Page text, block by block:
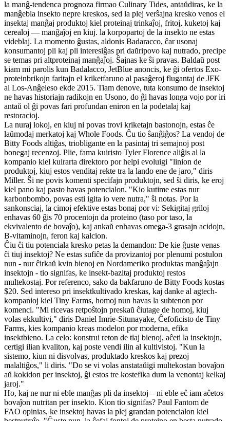
la manĝ-tendenca prognoza firmao Culinary Tides, antaŭdiras, ke la
manĝebla insekto nepre kreskos, sed la plej verŝajna kresko venos el
insektaj manĝaj produktoj kiel proteinaj trinkaĵoj, fritoj, kuketoj kaj
cerealoj — manĝaĵoj en kiuj. la korpopartoj de la insekto ne estas
videblaj. La momento ĝustas, aldonis Badaracco, ĉar usonaj
konsumantoj pli kaj pli interesiĝas pri daŭripovo kaj nutrado, precipe
se temas pri altproteinaj manĝaĵoj. Ŝajnas ke ŝi pravas. Baldaŭ post
kiam mi parolis kun Badalacco, JetBlue anoncis, ke ĝi ofertos Exo-
proteinbrikojn faritajn el kriketfaruno al pasaĝeroj flugantaj de JFK
al Los-Anĝeleso ekde 2015. Tiam denove, tuta konsumo de insektoj
ne havas historiajn radikojn en Usono, do ĝi havas longa vojo por iri
antaŭ ol ĝi povas fari profundan eniron en la podetalaj kaj
restoracioj.
La nuraj lokoj, en kiuj ni povas trovi kriketajn bastonojn, estas ĉe
laŭmodaj merkatoj kaj Whole Foods. Ĉu tio ŝanĝiĝos? La vendoj de
Bitty Foods altiĝas, triobligante en la pasintaj tri semajnoj post
bonegaj recenzoj. Plie, fama kuiristo Tyler Florence aliĝis al la
kompanio kiel kuirarta direktoro por helpi evoluigi "linion de
produktoj, kiuj estos venditaj rekte tra la lando ene de jaro," diris
Miller. Ŝi ne povis komenti specifajn produktojn, sed ŝi diris, ke eroj
kiel pano kaj pasto havas potencialon. "Kio kutime estas nur
karbonbombo, povas esti igita io vere nutra," ŝi notas. Por la
sankonsciaj, la cimoj efektive estas bonaj por vi: Sekigitaj griloj
enhavas 60 ĝis 70 procentojn da proteino (taso por taso, la
ekvivalento de bovaĵo), kaj ankaŭ enhavas omega-3 grasajn acidojn,
B-vitaminojn, feron kaj kalcion.
Ĉiu ĉi tiu potenciala kresko petas la demandon: De kie ĝuste venas
ĉi tiuj insektoj? Ne estas sufiĉe da provizantoj por plenumi postulon
nun - nur ĉirkaŭ kvin bienoj en Nordameriko produktas manĝaĵajn
insektojn - tio signifas, ke insekt-bazitaj produktoj restos
multekostaj. Por referenco, sako da bakfaruno de Bitty Foods kostas
$20. Sed intereso pri insektkultivado kreskas, kaj danke al agtech-
kompanioj kiel Tiny Farms, homoj nun havas la subtenon por
komenci. "Mi ricevas retpoŝtojn preskaŭ ĉiutage de homoj, kiuj
volas ekkultivi," diris Daniel Imrie-Situnayake, Ĉefoficisto de Tiny
Farms, kies kompanio kreas modelon por moderna, efika
insektbieno. La celo: konstrui reton de tiaj bienoj, aĉeti la insektojn,
certigi ilian kvaliton, kaj poste vendi ilin al kultivistoj. "Kun la
sistemo, kiun ni disvolvas, produktado kreskos kaj prezoj
malaltiĝos," li diris. "Do se vi volas anstataŭigi multekostan bovaĵon
aŭ kokidon per insektoj, ĝi estos tre kostefika dum la venontaj kelkaj
jaroj."
Ho, kaj ne nur ni eble manĝas pli da insektoj – ni eble eĉ iam aĉetos
bovaĵon nutritan per insekto. Kion tio signifas? Paul Fantom de
FAO opinias, ke insektoj havas la plej grandan potencialon kiel